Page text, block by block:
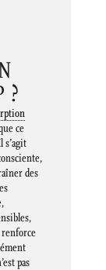
?
ce
s’agit
des
pas